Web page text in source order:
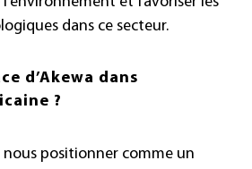
dans ce secteur.
d’Akewa dans
?
nous positionner comme un